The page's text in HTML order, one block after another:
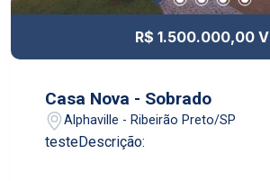
R$ 1.500.000,00 V
Casa Nova - Sobrado
Alphaville - Ribeirão Preto/SP
testeDescrição: